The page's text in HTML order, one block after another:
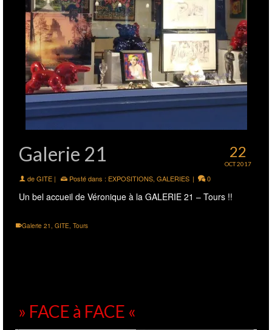
22
OCT 2017
Galerie 21
deGITE | Posté dans : EXPOSITIONS, GALERIES | 0
Un bel accueil de Véronique à la GALERIE 21 – Tours !!
Galerie 21, GITE, Tours
» FACE à FACE «